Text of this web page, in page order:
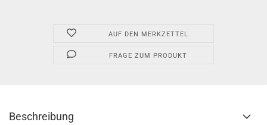
AUF DEN MERKZETTEL
FRAGE ZUM PRODUKT
Beschreibung